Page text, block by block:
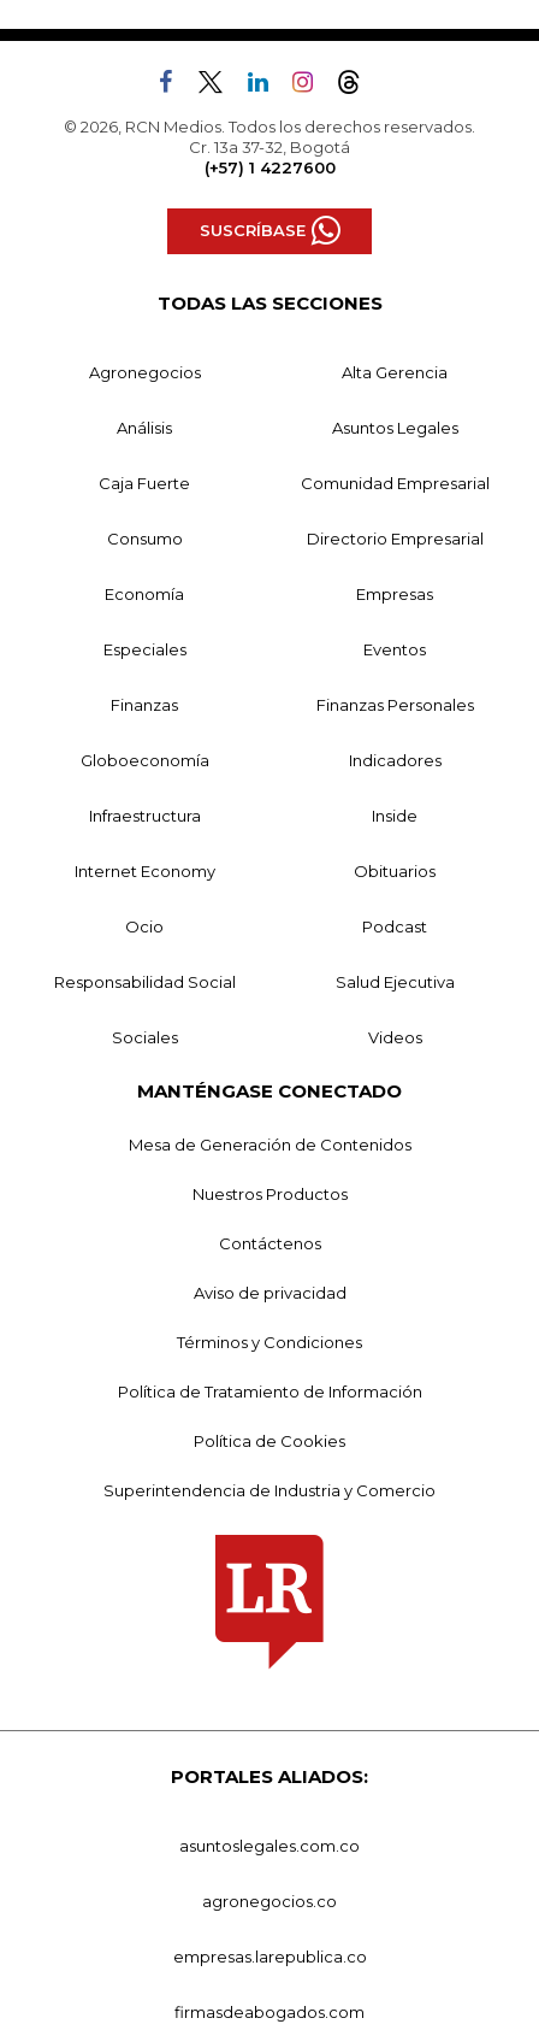
© 2026, RCN Medios. Todos los derechos reservados.
Cr. 13a 37-32, Bogotá
(+57) 1 4227600
SUSCRÍBASE
TODAS LAS SECCIONES
Agronegocios Alta Gerencia
Análisis Asuntos Legales
Caja Fuerte Comunidad Empresarial
Consumo Directorio Empresarial
Economía Empresas
Especiales Eventos
Finanzas Finanzas Personales
Globoeconomía Indicadores
Infraestructura Inside
Internet Economy Obituarios
Ocio Podcast
Responsabilidad Social Salud Ejecutiva
Sociales Videos
MANTÉNGASE CONECTADO
Mesa de Generación de Contenidos
Nuestros Productos
Contáctenos
Aviso de privacidad
Términos y Condiciones
Política de Tratamiento de Información
Política de Cookies
Superintendencia de Industria y Comercio
PORTALES ALIADOS:
asuntoslegales.com.co
agronegocios.co
empresas.larepublica.co
firmasdeabogados.com